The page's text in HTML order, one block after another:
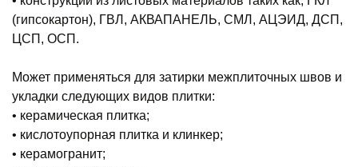
(гипсокартон), ГВЛ, АКВАПАНЕЛЬ, СМЛ, АЦЭИД, ДСП,
ЦСП, ОСП.
Может применяться для затирки межплиточных швов и
укладки следующих видов плитки:
• керамическая плитка;
• кислотоупорная плитка и клинкер;
• керамогранит;